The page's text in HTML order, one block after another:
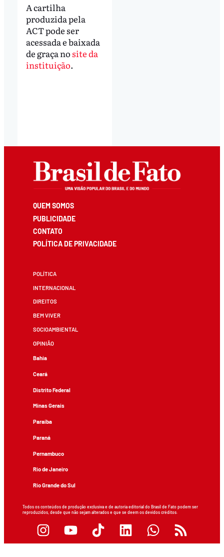
A cartilha
produzida pela
ACT pode ser
acessada e baixada
de graça no site da
instituição.
QUEM SOMOS
PUBLICIDADE
CONTATO
POLÍTICA DE PRIVACIDADE
POLÍTICA
INTERNACIONAL
DIREITOS
BEM VIVER
SOCIOAMBIENTAL
OPINIÃO
Bahia
Ceará
Distrito Federal
Minas Gerais
Paraíba
Paraná
Pernambuco
Rio de Janeiro
Rio Grande do Sul
Todos os conteúdos de produção exclusiva e de autoria editorial do Brasil de Fato podem ser
reproduzidos, desde que não sejam alterados e que se deem os devidos créditos.